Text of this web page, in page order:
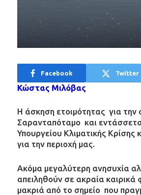
Facebook Twitter
Κώστας Μιλόβας
Η άσκηση ετοιμότητας για
Σαρανταπόταμο και
Υπουργείου Κλιματικής
για την περιοχή μας.
Ακόμα μεγαλύτερη ανησυχία
απειληθούν σε ακραία καιρικά
μακριά από το σημείο που